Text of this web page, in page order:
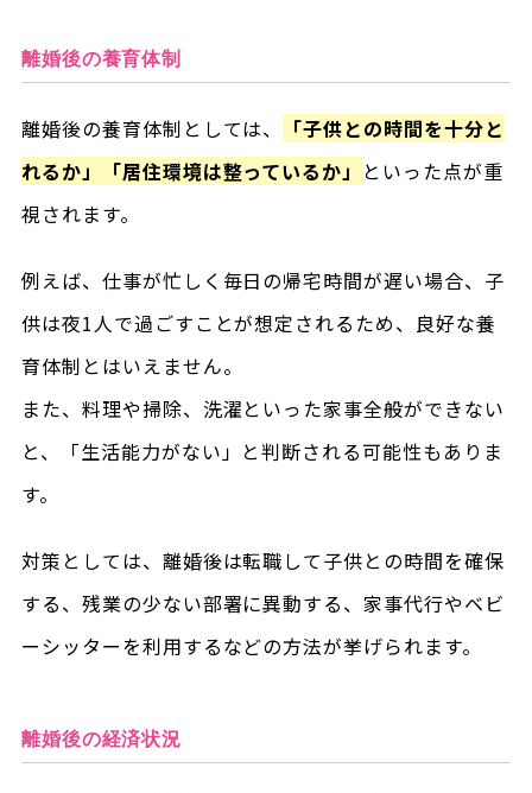
離婚後の養育体制
離婚後の養育体制としては、
「子供との時間を十分と
れるか」「居住環境は整っているか」 といった点が重
視されます。
例えば、仕事が忙しく毎日の帰宅時間が遅い場合、子
供は夜1人で過ごすことが想定されるため、良好な養
育体制とはいえません。
また、料理や掃除、洗濯といった家事全般ができない
と、「生活能力がない」と判断される可能性もありま
す。
対策としては、離婚後は転職して子供との時間を確保
する、残業の少ない部署に異動する、家事代行やベビ
ーシッターを利用するなどの方法が挙げられます。
離婚後の経済状況